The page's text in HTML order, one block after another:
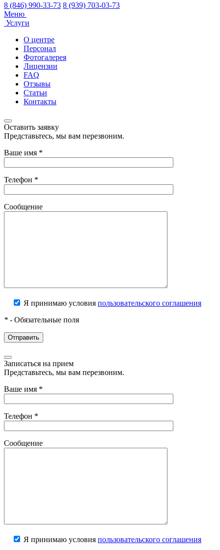
8 (846) 990-33-73 8 (939) 703-03-73
Меню
Услуги
О центре
Персонал
Фотогалерея
Лицензии
FAQ
Отзывы
Статьи
Контакты
Оставить заявку
Представьтесь, мы вам перезвоним.
Ваше имя *
Телефон *
Сообщение
Я принимаю условия пользовательского соглашения
* - Обязательные поля
Записаться на прием
Представьтесь, мы вам перезвоним.
Ваше имя *
Телефон *
Сообщение
Я принимаю условия пользовательского соглашения